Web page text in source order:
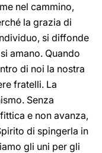
nel cammino,
la grazia di
si diffonde
amano. Quando
di noi la nostra
fratelli. La
Senza
e non avanza,
di spingerla in
gli uni per gli